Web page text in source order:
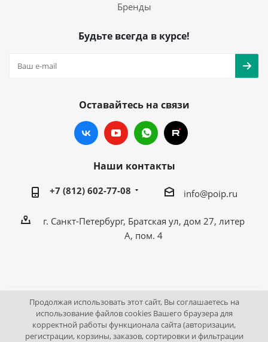
Бренды
Будьте всегда в курсе!
Оставайтесь на связи
Наши контакты
+7 (812) 602-77-08 info@poip.ru
г. Санкт-Петербург, Братская ул, дом 27, литер
А, пом. 4
2009 - 2026 © Промышленное оборудование Интернет
портал.
Продолжая использовать этот сайт, Вы соглашаетесь на
использование файлов cookies Вашего браузера для
корректной работы функционала сайта (авторизации,
регистрации, корзины, заказов, сортировки и фильтрации